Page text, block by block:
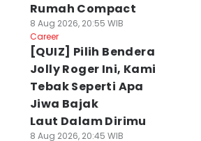
Rumah Compact
8 Aug 2026, 20:55 WIB
Career
[QUIZ] Pilih Bendera
Jolly Roger Ini, Kami
Tebak Seperti Apa
Jiwa Bajak
Laut Dalam Dirimu
8 Aug 2026, 20:45 WIB